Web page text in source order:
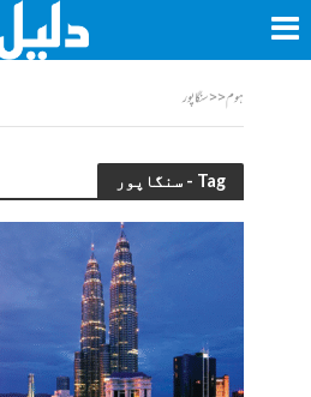
ہوم<<سنگاپور
Tag - سنگاپور